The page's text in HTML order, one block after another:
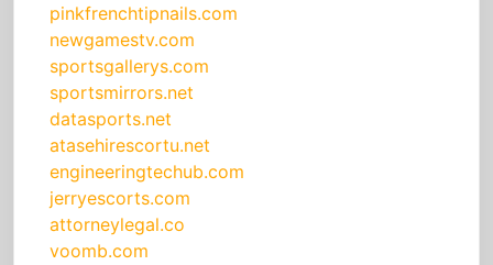
pinkfrenchtipnails.com
newgamestv.com
sportsgallerys.com
sportsmirrors.net
datasports.net
atasehirescortu.net
engineeringtechub.com
jerryescorts.com
attorneylegal.co
voomb.com